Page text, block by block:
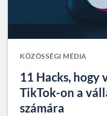
KÖZÖSSÉGI MÉDIA
11 Hacks, hogy
TikTok-on a
számára